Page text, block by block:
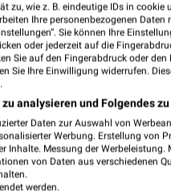
zu, wie z. B. eindeutige IDs in cookie
Ihre personenbezogenen Daten
Sie können Ihre
oder jederzeit auf die
Sie auf den Fingerabdruck oder den
Sie Ihre Einwilligung widerrufen.
analysieren und Folgendes
Daten zur Auswahl von
Werbung. Erstellung von
Messung der Werbeleistung.
von Daten aus verschiedenen
werden.